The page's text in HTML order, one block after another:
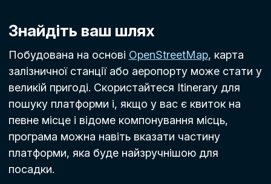
Знайдіть ваш шлях
Побудована на основі OpenStreetMap, карта
залізничної станції або аеропорту може стати у
великій пригоді. Скористайтеся Itinerary для
пошуку платформи і, якщо у вас є квиток на
певне місце і відоме компонування місць,
програма можна навіть вказати частину
платформи, яка буде найзручнішою для
посадки.